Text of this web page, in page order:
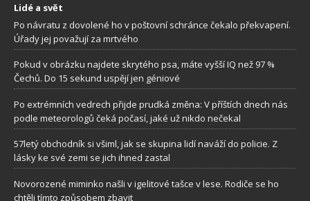
Lidé a svět
Po návratu z dovolené ho v poštovní schránce čekalo překvapení.
Úřady jej považují za mrtvého
Pokud v obrázku najdete skrytého psa, máte vyšší IQ než 97 %
Čechů. Do 15 sekund uspějí jen géniové
Po extrémních vedrech přijde prudká změna: V příštích dnech nás
podle meteorologů čeká počasí, jaké už nikdo nečekal
57letý obchodník si všiml, jak se skupina lidí naváží do policie. Z
lásky ke své zemi se jich ihned zastal
Novorozené miminko našli v igelitové tašce v lese. Rodiče se ho
chtěli tímto způsobem zbavit